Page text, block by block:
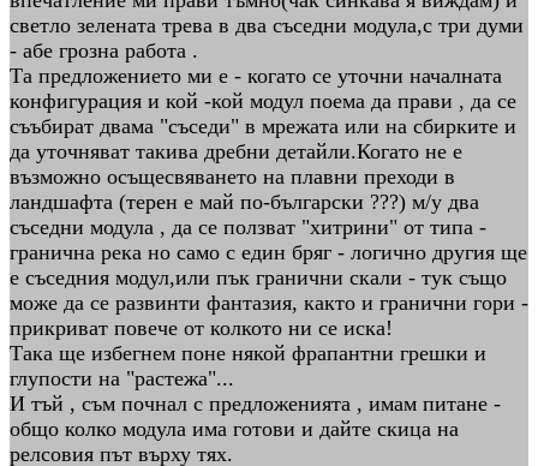
светло зелената трева в два съседни модула,с три думи
- абе грозна работа .
Та предложението ми е - когато се уточни началната
конфигурация и кой -кой модул поема да прави , да се
съъбират двама "съседи" в мрежата или на сбирките и
да уточняват такива дребни детайли.Когато не е
възможно осъщесвяването на плавни преходи в
ландшафта (терен е май по-български ???) м/у два
съседни модула , да се ползват "хитрини" от типа -
гранична река но само с един бряг - логично другия ще
е съседния модул,или пък гранични скали - тук също
може да се развинти фантазия, както и гранични гори -
прикриват повече от колкото ни се иска!
Така ще избегнем поне някой фрапантни грешки и
глупости на "растежа"...
И тъй , съм почнал с предложенията , имам питане -
общо колко модула има готови и дайте скица на
релсовия път върху тях.